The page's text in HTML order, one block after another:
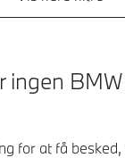
ingen
for at få